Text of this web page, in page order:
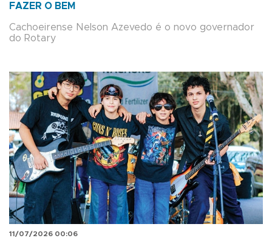
FAZER O BEM
Cachoeirense Nelson Azevedo é o novo governador
do Rotary
11/07/2026 00:06